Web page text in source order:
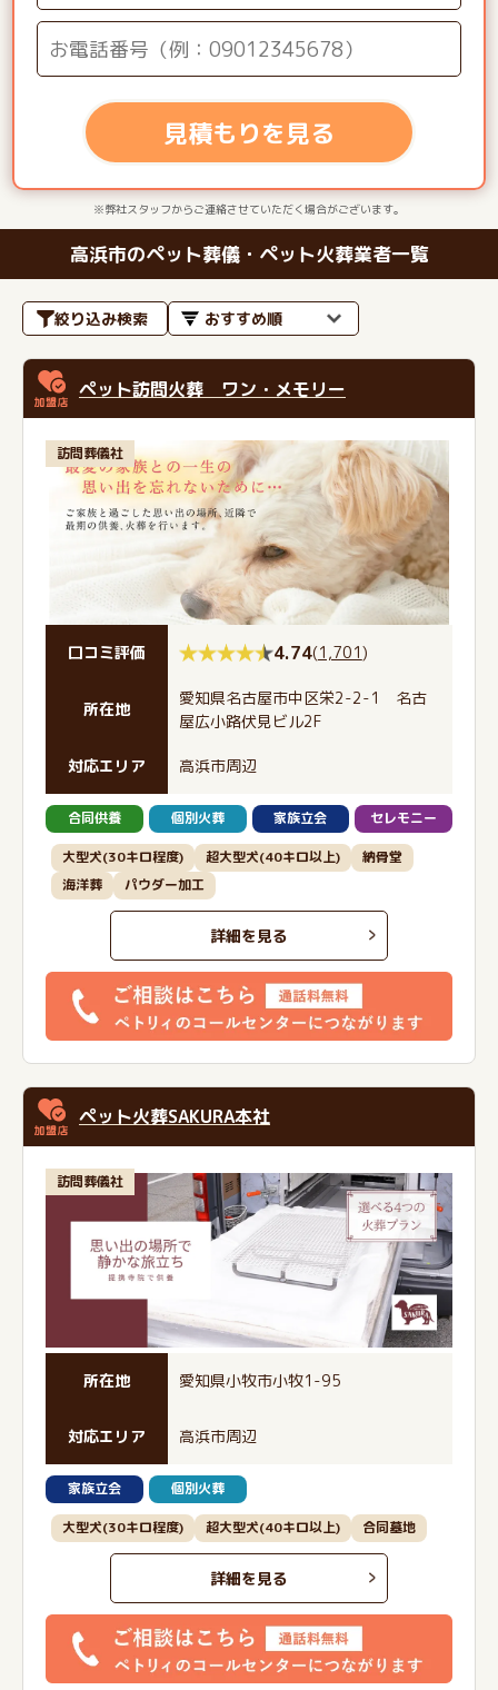
見積もりを見る
※弊社スタッフからご連絡させていただく場合がございます。
高浜市のペット葬儀・ペット火葬業者一覧
絞り込み検索
ペット訪問火葬 ワン・メモリー
訪問葬儀社
口コミ評価 4.74(1,701)
所在地
愛知県名古屋市中区栄2-2-1 名古
屋広小路伏見ビル2F
対応エリア 高浜市周辺
合同供養 個別火葬 家族立会 セレモニー
大型犬(30キロ程度) 超大型犬(40キロ以上)
納骨堂
海洋葬
パウダー加工
詳細を見る
ペット火葬SAKURA本社
訪問葬儀社
所在地 愛知県小牧市小牧1-95
対応エリア 高浜市周辺
家族立会 個別火葬
大型犬(30キロ程度) 超大型犬(40キロ以上) 合同墓地
詳細を見る